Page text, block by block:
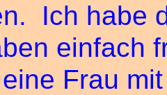
Ich habe
einfach
Frau